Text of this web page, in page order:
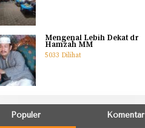
Mengenal Lebih Dekat dr
Hamzah MM
5033 Dilihat
Populer Komentar